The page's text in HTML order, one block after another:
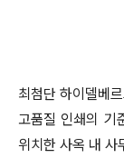
최첨단 하이델베
고품질 인쇄의 기
위치한 사옥 내 사